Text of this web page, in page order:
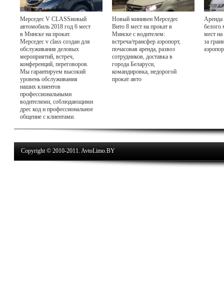
Мерседес V CLASSновый
автомобиль 2018 год 6 мест
в Минске на прокат.
Мерседес v class создан для
обслуживания деловых
мероприятий, встреч,
конференций, переговоров.
Мы гарантируем высокий
уровень обслуживания
наших клиентов
профессиональными
водителями, соблюдающими
дрес код и профессиональное
общение с клиентами.
Новый минивен Мерседес
Вито 8 мест на прокат в
Минске с водителем:
встреча/трансфер аэропорт,
почасовая аренда, развоз
сотрудников, доставка в
города Беларуси,
командировка, недорогой
прокат авто
Аренда
белого
мест на
за
Copyright © 2010-2011. AvtoLimo.BY